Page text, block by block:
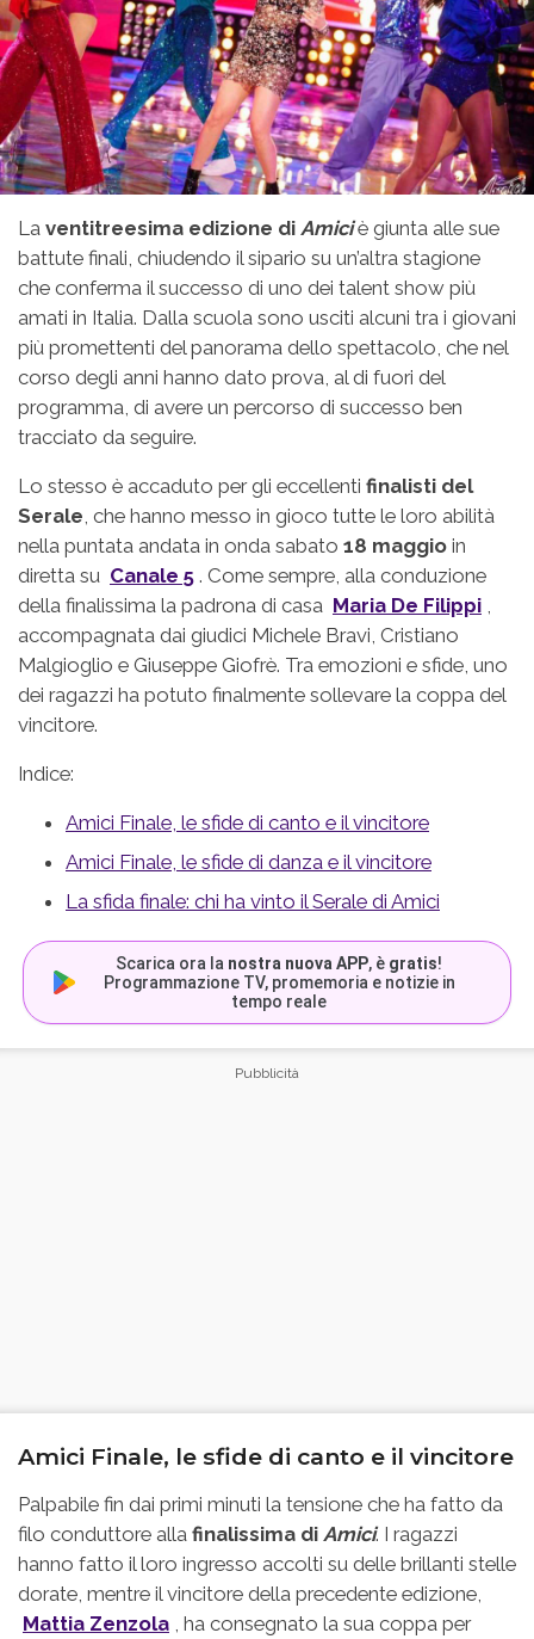
La ventitreesima edizione di Amiciè giunta alle sue
battute finali, chiudendo il sipario su un’altra stagione
che conferma il successo di uno dei talent show più
amati in Italia. Dalla scuola sono usciti alcuni tra i giovani
più promettenti del panorama dello spettacolo, che nel
corso degli anni hanno dato prova, al di fuori del
programma, di avere un percorso di successo ben
tracciato da seguire.
Lo stesso è accaduto per gli eccellenti finalisti del
Serale , che hanno messo in gioco tutte le loro abilità
nella puntata andata in onda sabato 18 maggio in
diretta su Canale 5 . Come sempre, alla conduzione
della finalissima la padrona di casa Maria De Filippi
accompagnata dai giudici Michele Bravi, Cristiano
Malgioglio e Giuseppe Giofrè. Tra emozioni e sfide, uno
dei ragazzi ha potuto finalmente sollevare la coppa del
vincitore.
Indice:
Amici Finale, le sfide di canto e il vincitore
Amici Finale, le sfide di danza e il vincitore
La sfida finale: chi ha vinto il Serale di Amici
Scarica ora la nostra nuova APP, è gratis!
Programmazione TV, promemoria e notizie in
tempo reale
Amici Finale, le sfide di canto e il vincitore
Palpabile fin dai primi minuti la tensione che ha fatto da
filo conduttore alla finalissima di Amici. I ragazzi
hanno fatto il loro ingresso accolti su delle brillanti stelle
dorate, mentre il vincitore della precedente edizione,
Mattia Zenzola , ha consegnato la sua coppa per